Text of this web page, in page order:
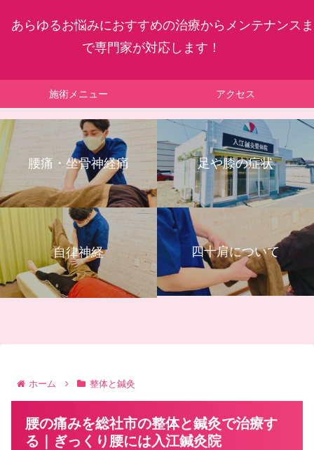
あらゆるお悩みにおすすめの治療からメンテナンスま
で専門家が対応します！
施術メニュー アクセス
腰痛・坐骨神経痛 足や膝の症状
自律神経 四十肩について
ホーム 整体と鍼灸
腰の痛みを総社市の整体と鍼灸で治療す
る｜ぎっくり腰には入江鍼灸院